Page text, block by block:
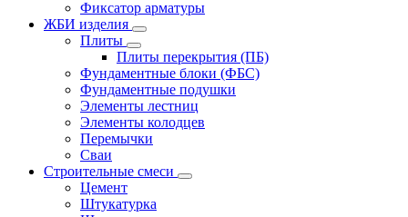
Фиксатор арматуры
ЖБИ изделия
Плиты
Плиты перекрытия (ПБ)
Фундаментные блоки (ФБС)
Фундаментные подушки
Элементы лестниц
Элементы колодцев
Перемычки
Сваи
Строительные смеси
Цемент
Штукатурка